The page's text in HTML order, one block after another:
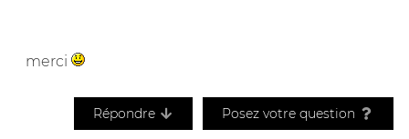
merci
Répondre Posez votre question